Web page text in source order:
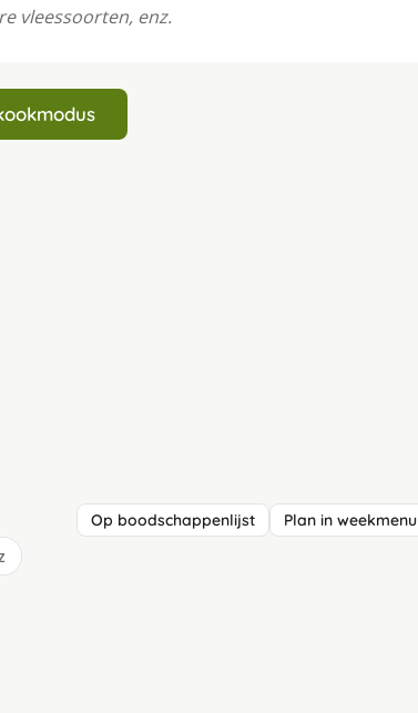
vleessoorten, enz.
Op boodschappenlijst Plan in weekmenu